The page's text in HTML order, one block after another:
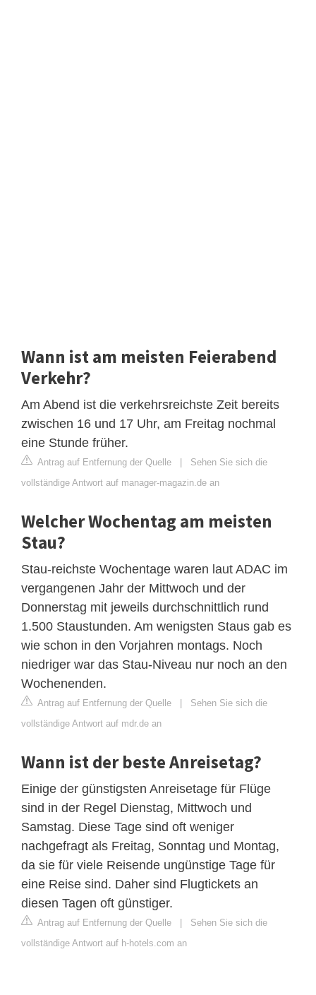
Wann ist am meisten Feierabend
Verkehr?
Am Abend ist die verkehrsreichste Zeit bereits
zwischen 16 und 17 Uhr, am Freitag nochmal
eine Stunde früher.
Antrag auf Entfernung der Quelle | Sehen Sie sich die
vollständige Antwort auf manager-magazin.de an
Welcher Wochentag am meisten
Stau?
Stau-reichste Wochentage waren laut ADAC im
vergangenen Jahr der Mittwoch und der
Donnerstag mit jeweils durchschnittlich rund
1.500 Staustunden. Am wenigsten Staus gab es
wie schon in den Vorjahren montags. Noch
niedriger war das Stau-Niveau nur noch an den
Wochenenden.
Antrag auf Entfernung der Quelle | Sehen Sie sich die
vollständige Antwort auf mdr.de an
Wann ist der beste Anreisetag?
Einige der günstigsten Anreisetage für Flüge
sind in der Regel Dienstag, Mittwoch und
Samstag. Diese Tage sind oft weniger
nachgefragt als Freitag, Sonntag und Montag,
da sie für viele Reisende ungünstige Tage für
eine Reise sind. Daher sind Flugtickets an
diesen Tagen oft günstiger.
Antrag auf Entfernung der Quelle | Sehen Sie sich die
vollständige Antwort auf h-hotels.com an